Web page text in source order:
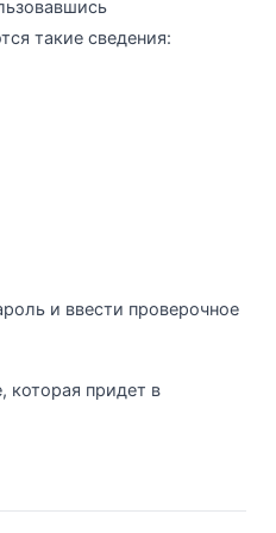
такие сведения:
и ввести проверочное
которая придет в